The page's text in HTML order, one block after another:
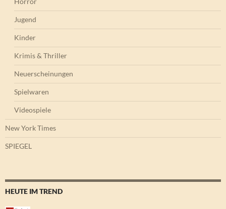
Jugend
Kinder
Krimis & Thriller
Neuerscheinungen
Spielwaren
Videospiele
New York Times
SPIEGEL
HEUTE IM TREND